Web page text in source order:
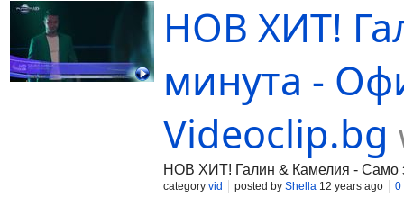
НОВ ХИТ!
минута -
Videoclip.bg
НОВ ХИТ! Галин & Камелия - Само
category vid posted by Shella 12 years ago 0